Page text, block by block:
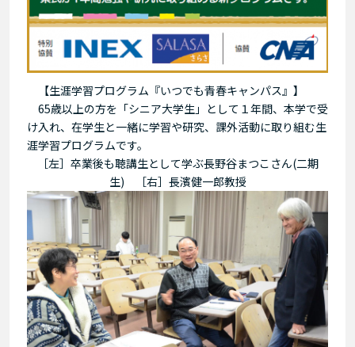
【生涯学習プログラム『いつでも青春キャンパス』】
65歳以上の方を「シニア大学生」として１年間、本学で受
け入れ、在学生と一緒に学習や研究、課外活動に取り組む生
涯学習プログラムです。
［左］卒業後も聴講生として学ぶ長野谷まつこさん(二期
生) ［右］長濱健一郎教授